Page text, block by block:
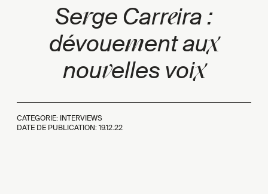
Serge Carreira :
dévouement aux
nouvelles voix
CATEGORIE: INTERVIEWS
DATE DE PUBLICATION:19.12.22